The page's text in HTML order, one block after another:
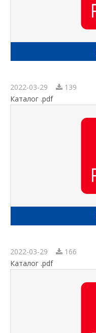
2022-03-29
139
Каталог .pdf
2022-03-29
166
Каталог .pdf